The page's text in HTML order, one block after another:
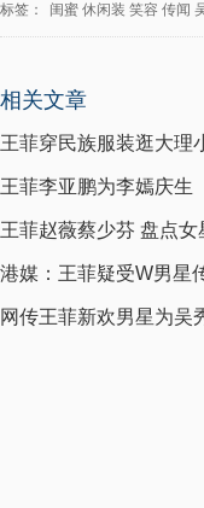
标签： 闺蜜 休闲装 笑容 传闻
相关文章
王菲穿民族服装逛大理
王菲李亚鹏为李嫣庆生
王菲赵薇蔡少芬 盘点女
港媒：王菲疑受W男星
网传王菲新欢男星为吴